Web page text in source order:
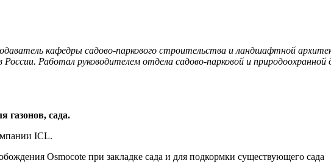
кафедры садово-паркового строительства и ландшафтной
Работал руководителем отдела садово-парковой и природоохранной
газонов, сада.
ICL.
Osmocote при закладке сада и для подкормки существующего сада